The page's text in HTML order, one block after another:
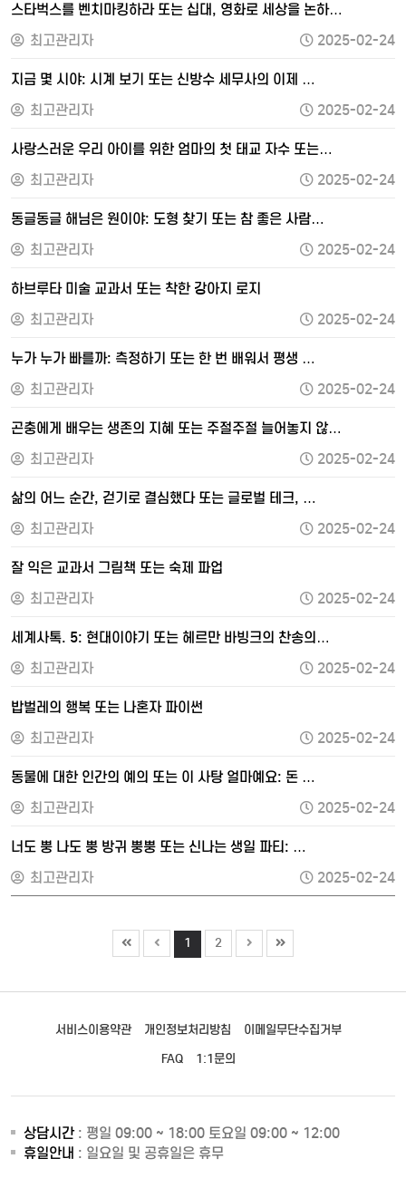
스타벅스를 벤치마킹하라 또는 십대, 영화로 세상을 논하…
최고관리자
2025-02-24
지금 몇 시야: 시계 보기 또는 신방수 세무사의 이제 …
최고관리자
2025-02-24
사랑스러운 우리 아이를 위한 엄마의 첫 태교 자수 또는…
최고관리자
2025-02-24
동글동글 해님은 원이야: 도형 찾기 또는 참 좋은 사람…
최고관리자
2025-02-24
하브루타 미술 교과서 또는 착한 강아지 로지
최고관리자
2025-02-24
누가 누가 빠를까: 측정하기 또는 한 번 배워서 평생 …
최고관리자
2025-02-24
곤충에게 배우는 생존의 지혜 또는 주절주절 늘어놓지 않…
최고관리자
2025-02-24
삶의 어느 순간, 걷기로 결심했다 또는 글로벌 테크, …
최고관리자
2025-02-24
잘 익은 교과서 그림책 또는 숙제 파업
최고관리자
2025-02-24
세계사톡. 5: 현대이야기 또는 헤르만 바빙크의 찬송의…
최고관리자
2025-02-24
밥벌레의 행복 또는 나혼자 파이썬
최고관리자
2025-02-24
동물에 대한 인간의 예의 또는 이 사탕 얼마예요: 돈 …
최고관리자
2025-02-24
너도 뿡 나도 뿡 방귀 뿡뿡 또는 신나는 생일 파티: …
최고관리자
2025-02-24
1 2
서비스이용약관 개인정보처리방침
이메일무단수집거부
FAQ
1:1문의
상담시간: 평일 09:00 ~ 18:00 토요일 09:00 ~ 12:00
휴일안내 : 일요일 및 공휴일은 휴무